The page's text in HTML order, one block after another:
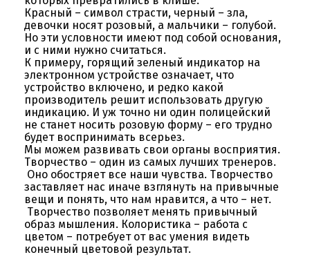
Красный – символ страсти, черный – зла,
девочки носят розовый, а мальчики – голубой.
Но эти условности имеют под собой основания,
и с ними нужно считаться.
К примеру, горящий зеленый индикатор на
электронном устройстве означает, что
устройство включено, и редко какой
производитель решит использовать другую
индикацию. И уж точно ни один полицейский
не станет носить розовую форму – его трудно
будет воспринимать всерьез.
Мы можем развивать свои органы восприятия.
Творчество – один из самых лучших тренеров.
Оно обостряет все наши чувства. Творчество
заставляет нас иначе взглянуть на привычные
вещи и понять, что нам нравится, а что – нет.
Творчество позволяет менять привычный
образ мышления. Колористика – работа с
цветом – потребует от вас умения видеть
конечный цветовой результат.